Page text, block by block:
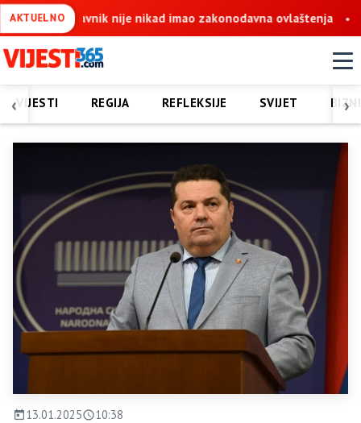
AKTUELNO ovlaštenja Košarac: Krajnje vrijeme da se
‹ ›
VIJESTI REGIJA REFLEKSIJE SVIJET
13.01.2025 10:38